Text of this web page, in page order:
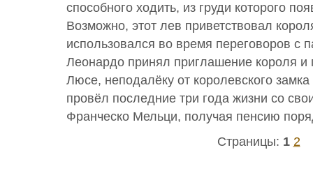
способного ходить, из груди которого
Возможно, этот лев приветствовал
использовался во время переговоров с
Леонардо принял приглашение короля и
Люсе, неподалёку от королевского
провёл последние три года жизни со
Франческо Мельци, получая пенсию
Страницы: 1 2